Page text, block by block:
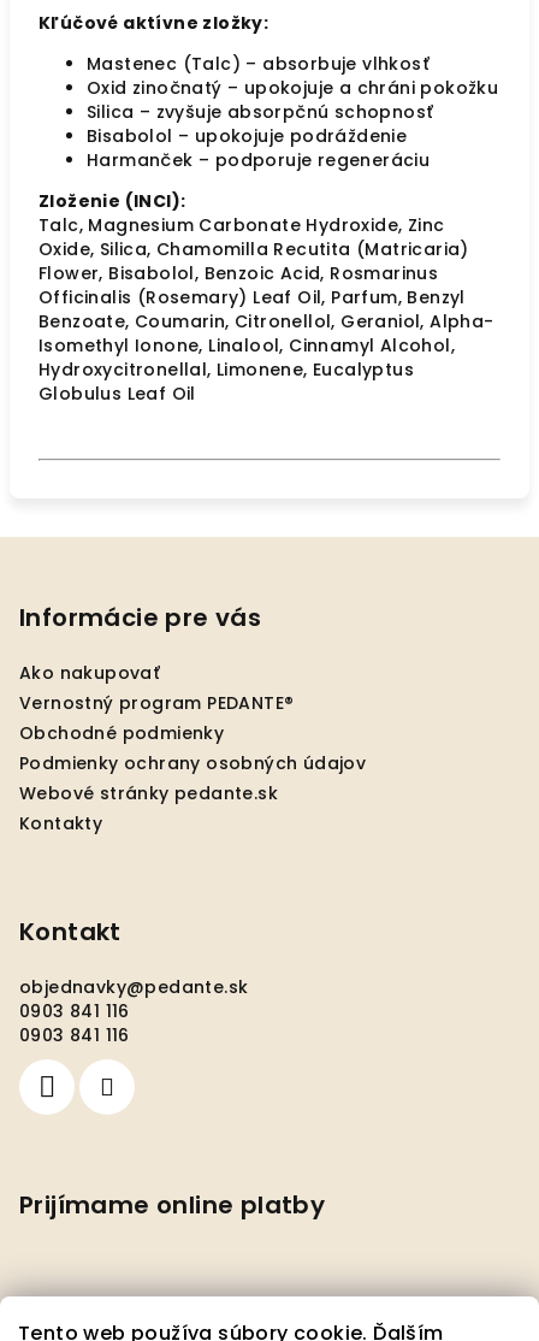
Tento web používa súbory cookie. Ďalším
Kľúčové aktívne zložky:
Mastenec (Talc) – absorbuje vlhkosť
Oxid zinočnatý – upokojuje a chráni pokožku
Silica – zvyšuje absorpčnú schopnosť
Bisabolol – upokojuje podráždenie
Harmanček – podporuje regeneráciu
Zloženie (INCI):
Talc, Magnesium Carbonate Hydroxide, Zinc
Oxide, Silica, Chamomilla Recutita (Matricaria)
Flower, Bisabolol, Benzoic Acid, Rosmarinus
Officinalis (Rosemary) Leaf Oil, Parfum, Benzyl
Benzoate, Coumarin, Citronellol, Geraniol, Alpha-
Isomethyl Ionone, Linalool, Cinnamyl Alcohol,
Hydroxycitronellal, Limonene, Eucalyptus
Globulus Leaf Oil
Informácie pre vás
Ako nakupovať
Vernostný program PEDANTE®
Obchodné podmienky
Podmienky ochrany osobných údajov
Webové stránky pedante.sk
Kontakty
Kontakt
objednavky@pedante.sk
0903 841 116
0903 841 116
Prijímame online platby